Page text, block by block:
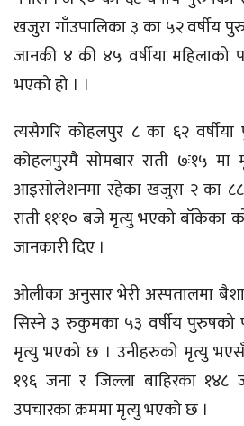
खजुरा गाँउपालिका ३ का ५२ वर्षीय
जानकी ४ की ४५ वर्षीया महिलाको
भएको हो । ।
त्यसैगरि कोहलपुर ८ का ६२
कोहलपुरमै सोमबार राती ७ः१५
आइसोलेशनमा रहेका खजुरा २ का ८८
राती ११ः१० बजे मृत्यु भएको बाँकेका
जानकारी दिए ।
ओलीका अनुसार भेरी अस्पतालमा
सिस्ने ३ रुकुमका ५३ वर्षीय पुरुषको
मृत्यु भएको छ । उनीहरुको मृत्यु
१९६ जना र जिल्ला बाहिरका १४८
उपचारका क्रममा मृत्यु भएको छ ।